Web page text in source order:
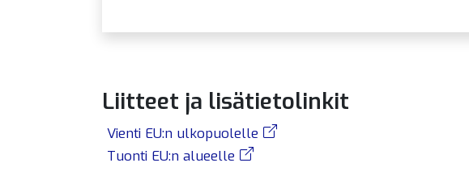
Liitteet ja lisätietolinkit
Vienti EU:n ulkopuolelle
Tuonti EU:n alueelle